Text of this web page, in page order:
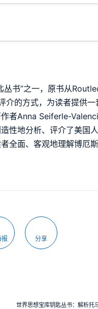
书”之一，原书从
介的方式，为读者提供
者Anna Seiferle-
性地分析、评介了美国
全面、客观地理解博厄
报 分享
世界思想宝库钥匙丛书：解析托